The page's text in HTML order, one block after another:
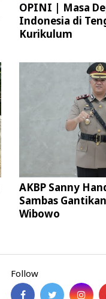
OPINI | Masa
Indonesia di
Kurikulum
AKBP Sanny
Sambas
Wibowo
Follow